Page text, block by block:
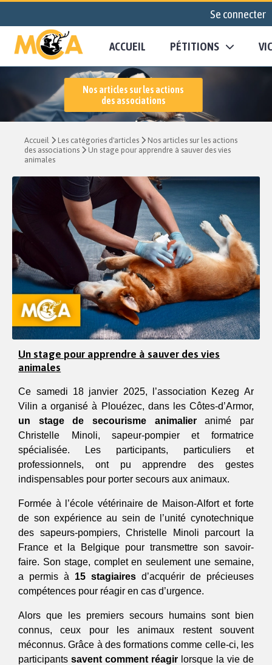
Se connecter
ACCUEIL PÉTITIONS
Nos articles sur les actions
des associations
Accueil Les catégories d'articles
Nos articles sur les actions
des associations
Un stage pour apprendre à sauver des vies
animales
Un stage pour apprendre à sauver des vies
animales
Ce samedi 18 janvier 2025, l’association Kezeg Ar
Vilin a organisé à Plouézec, dans les Côtes-d’Armor,
un stage de secourisme animalieranimé par
Christelle Minoli, sapeur-pompier et formatrice
spécialisée. Les participants, particuliers et
professionnels, ont pu apprendre des gestes
indispensables pour porter secours aux animaux.
Formée à l’école vétérinaire de Maison-Alfort et forte
de son expérience au sein de l’unité cynotechnique
des sapeurs-pompiers, Christelle Minoli parcourt la
France et la Belgique pour transmettre son savoir-
faire. Son stage, complet en seulement une semaine,
a permis à 15 stagiairesd’acquérir de précieuses
compétences pour réagir en cas d’urgence.
Alors que les premiers secours humains sont bien
connus, ceux pour les animaux restent souvent
méconnus. Grâce à des formations comme celle-ci, les
participantssavent comment réagir lorsque la vie de